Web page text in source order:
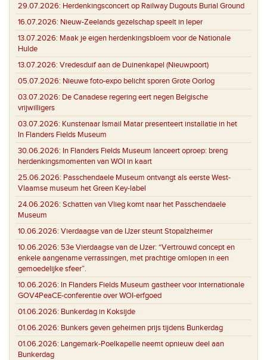
29.07.2026: Herdenkingsconcert op Railway Dugouts Burial Ground
16.07.2026: Nieuw-Zeelands gezelschap speelt in Ieper
13.07.2026: Maak je eigen herdenkingsbloem voor de Nationale
Hulde
13.07.2026: Vredesduif aan de Duinenkapel (Nieuwpoort)
05.07.2026: Nieuwe foto-expo belicht sporen Grote Oorlog
03.07.2026: De Canadese regering eert negen Belgische
vrijwilligers
03.07.2026: Kunstenaar Ismail Matar presenteert installatie in het
In Flanders Fields Museum
30.06.2026: In Flanders Fields Museum lanceert oproep: breng
herdenkingsmomenten van WOI in kaart
25.06.2026: Passchendaele Museum ontvangt als eerste West-
Vlaamse museum het Green Key-label
24.06.2026: Schatten van Vlieg komt naar het Passchendaele
Museum
10.06.2026: Vierdaagse van de IJzer steunt Stopalzheimer
10.06.2026: 53e Vierdaagse van de IJzer: “Vertrouwd concept en
enkele aangename verrassingen, met prachtige omlopen in een
gemoedelijke sfeer”.
10.06.2026: In Flanders Fields Museum gastheer voor internationale
GOV4PeaCE-conferentie over WOI-erfgoed
01.06.2026: Bunkerdag in Koksijde
01.06.2026: Bunkers geven geheimen prijs tijdens Bunkerdag
01.06.2026: Langemark-Poelkapelle neemt opnieuw deel aan
Bunkerdag